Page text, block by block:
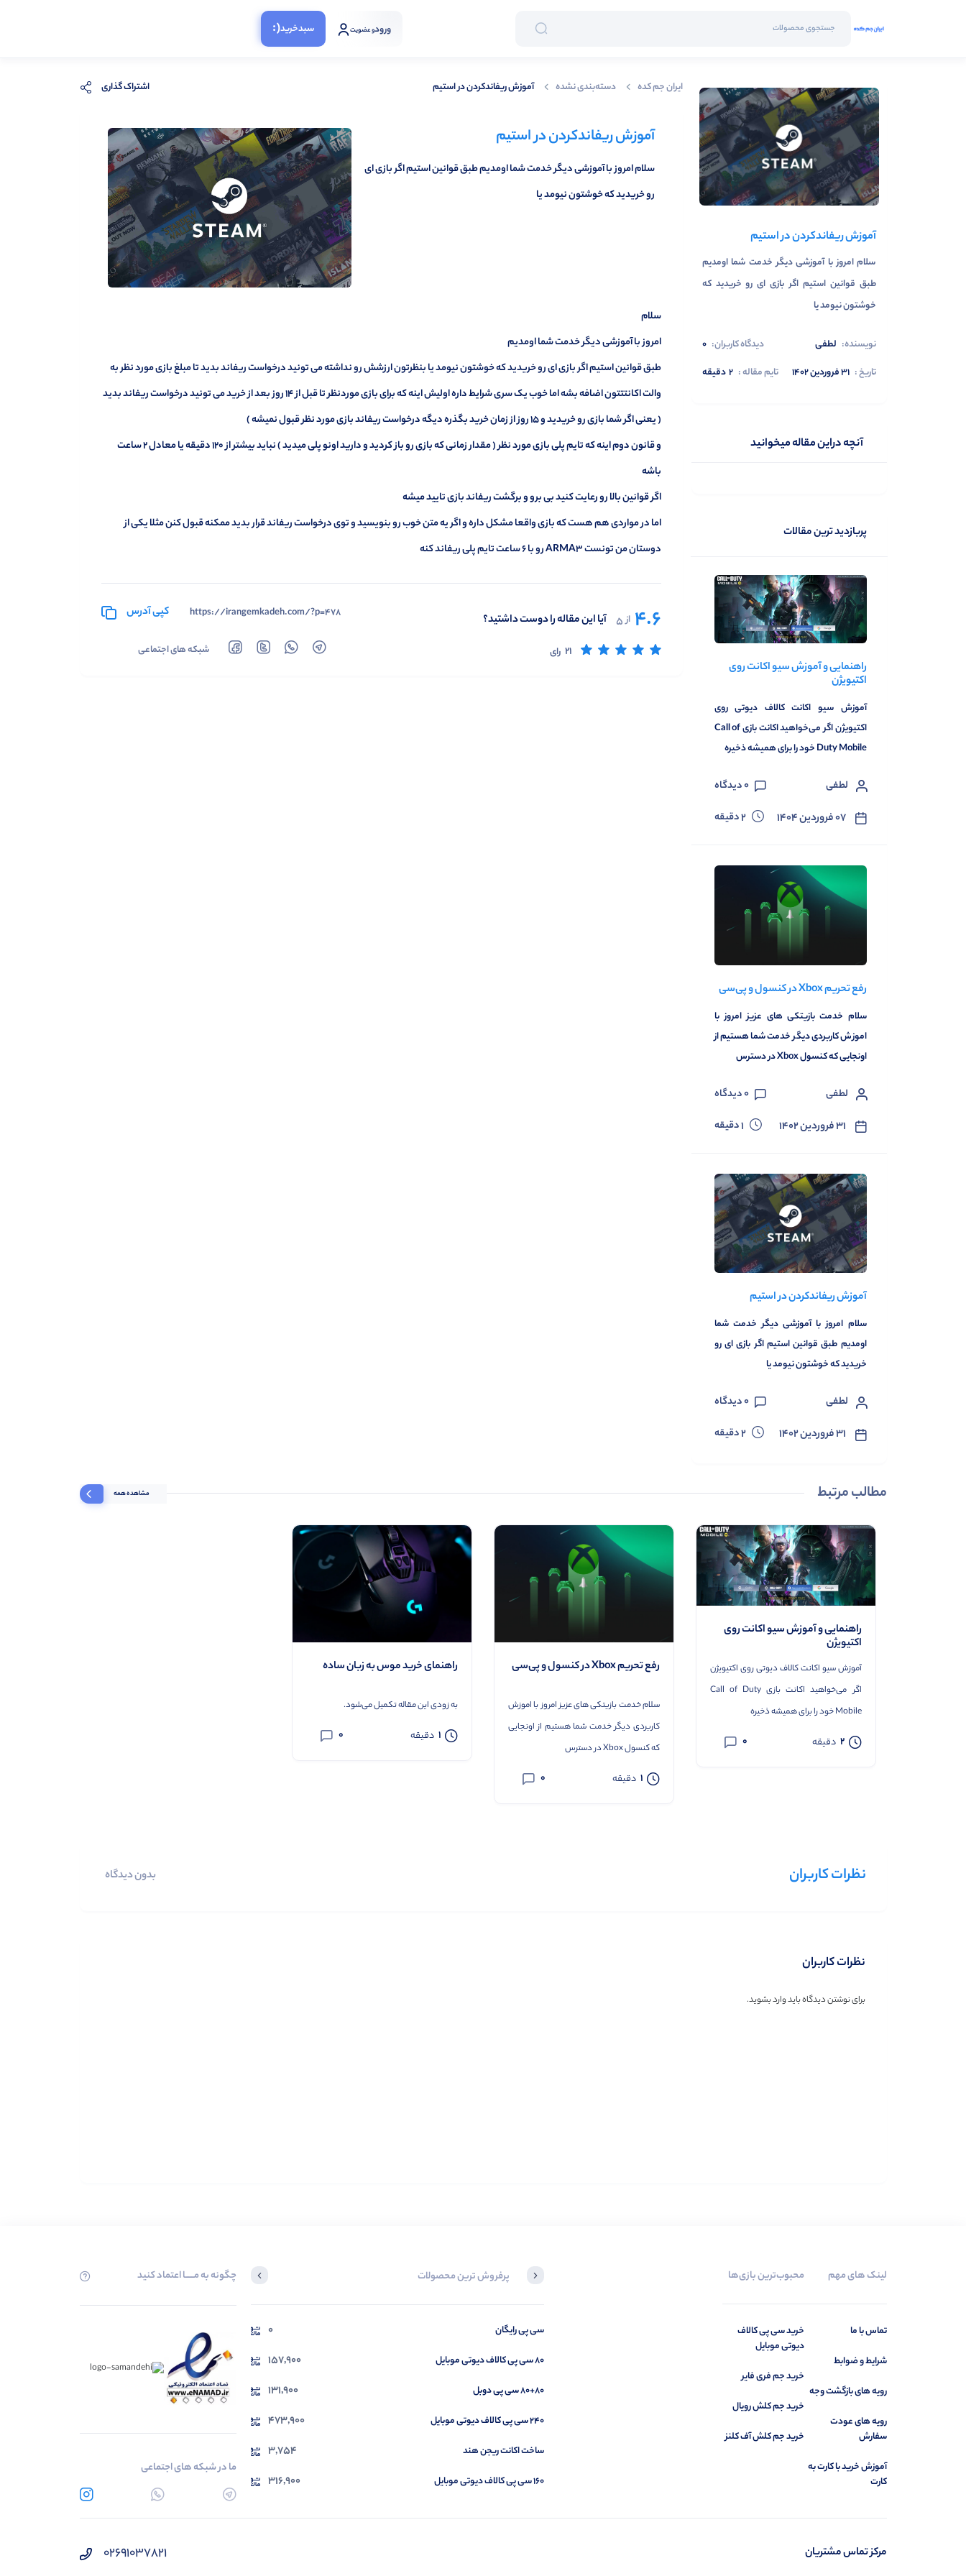
ورودو عضویت سبد‌خرید(:
آموزش ریفاند‌کردن در استیم
سلام امروز با آموزشی دیگر خدمت شما اومدیم
طبق قوانین استیم اگر بازی ای رو خریدید که
خوشتون نیومد یا
نویسنده: لطفی دیدگاه کاربران: 0
تاریخ : ۳۱ فروردین ۱۴۰۲ تایم مقاله : 2دقیقه
آنچه دراین مقاله میخوانید
پربازدید ترین مقالات
راهنمایی و آموزش سیو اکانت روی
اکتیویژن
آموزش سیو اکانت کالاف دیوتی روی
اکتیویژن اگر می‌خواهید اکانت بازی Call of
Duty Mobile خود را برای همیشه ذخیره
لطفی 0دیدگاه
۰۷ فروردین ۱۴۰۴ 2دقیقه
رفع تحریم Xbox در کنسول و پی‌سی
سلام خدمت بازیتکی های عزیز امروز با
اموزش کاربردی دیگر خدمت شما هستیم از
اونجایی که کنسول Xbox در دسترس
لطفی 0دیدگاه
۳۱ فروردین ۱۴۰۲ 1دقیقه
آموزش ریفاند‌کردن در استیم
سلام امروز با آموزشی دیگر خدمت شما
اومدیم طبق قوانین استیم اگر بازی ای رو
خریدید که خوشتون نیومد یا
لطفی 0دیدگاه
۳۱ فروردین ۱۴۰۲ 2دقیقه
ایران جم کده دسته‌بندی نشده آموزش ریفاند‌کردن در استیم اشتراک گذاری
آموزش ریفاند‌کردن در استیم
سلام امروز با آموزشی دیگر خدمت شما اومدیم طبق قوانین استیم اگر بازی ای
رو خریدید که خوشتون نیومد یا
سلام
امروز با آموزشی دیگر خدمت شما اومدیم
طبق قوانین استیم اگر بازی ای رو خریدید که خوشتون نیومد یا بنظرتون ارزشش رو نداشته می تونید درخواست ریفاند بدید تا مبلغ بازی مورد نظر به
والت اکانتتتون اضافه بشه اما خوب یک سری شرایط داره اولیش اینه که برای بازی موردنظر تا قبل از 14 روز بعد از خرید می تونید درخواست ریفاند بدید
( یعنی اگر شما بازی رو خریدید و 15 روز از زمان خرید بگذره دیگه درخواست ریفاند بازی مورد نظر قبول نمیشه )
و قانون دوم اینه که تایم پلی بازی مورد نظر ( مقدار زمانی که بازی رو باز کردید و دارید اونو پلی میدید ) نباید بیشتر از 120 دقیقه یا معادل 2 ساعت
باشه
اگر قوانین بالا رو رعایت کنید بی برو و برگشت ریفاند بازی تایید میشه
اما در مواردی هم هست که بازی واقعا مشکل داره و اگر یه متن خوب رو بنویسید و توی درخواست ریفاند قرار بدید ممکنه قبول کنن مثلا یکی از
دوستان من تونست ARMA3 رو با 6 ساعت تایم پلی ریفاند کنه
4.6 از 5 آیا این مقاله را دوست داشتید؟
21 رای
https://irangemkadeh.com/?p=478 کپی آدرس
شبکه های اجتماعی
مطالب مرتبط مشاهده همه
راهنمایی و آموزش سیو اکانت روی
اکتیویژن
آموزش سیو اکانت کالاف دیوتی روی اکتیویژن
اگر می‌خواهید اکانت بازی Call of Duty
Mobile خود را برای همیشه ذخیره
2 دقیقه 0
رفع تحریم Xbox در کنسول و پی‌سی
سلام خدمت بازیتکی های عزیز امروز با اموزش
کاربردی دیگر خدمت شما هستیم از اونجایی
که کنسول Xbox در دسترس
1 دقیقه 0
راهنمای خرید موس به زبان ساده
به زودی این مقاله تکمیل می‌شود.
1 دقیقه 0
نظرات کاربران بدون دیدگاه
نظرات کاربران
برای نوشتن دیدگاه بایدوارد بشوید.
لینک های مهم
تماس با ما
شرایط و ضوابط
رویه های بازگشت وجه
رویه های عودت
سفارش
آموزش خرید با کارت به
کارت
محبوب‌ترین بازی‌ها
خرید سی‌ پی کالاف
دیوتی موبایل
خرید جم فری فایر
خرید جم کلش رویال‌‌‌‌‌‌‌‌‌‌‌‌‌‌‌‌‌
خرید جم کلش آف کلنز‌‌‌‌‌‌‌‌‌‌‌‌‌‌‌‌ ‌‌‌‌‌
پرفروش ترین محصولات
سی پی رایگان 0
۸۰ سی پی کالاف دیوتی موبایل 157,900
۸۰+۸۰ سی پی دوبل 131,900
۲۴۰ سی پی کالاف دیوتی موبایل 473,900
ساخت اکانت ریجن هند 3,754
۱۶۰ سی پی کالاف دیوتی موبایل 316,900
محصولی مشاهده نکرده‌اید
چگونه به مــــــا اعتماد کنید
ما در شبکه های اجتماعی
مرکز تماس مشتریان 02691037821